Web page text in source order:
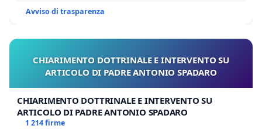
Avviso di trasparenza
CHIARIMENTO DOTTRINALE E INTERVENTO SU
ARTICOLO DI PADRE ANTONIO SPADARO
CHIARIMENTO DOTTRINALE E INTERVENTO SU
ARTICOLO DI PADRE ANTONIO SPADARO
1 214 firme